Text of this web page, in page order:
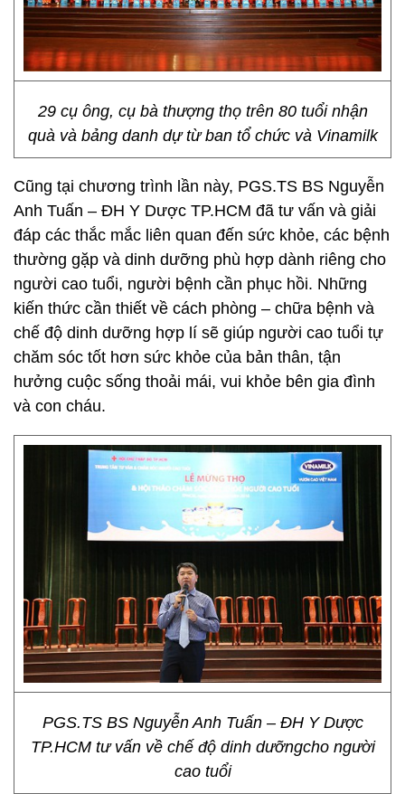
29 cụ ông, cụ bà thượng thọ trên 80 tuổi nhận
quà và bảng danh dự từ ban tổ chức và Vinamilk
Cũng tại chương trình lần này, PGS.TS BS Nguyễn
Anh Tuấn – ĐH Y Dược TP.HCM đã tư vấn và giải
đáp các thắc mắc liên quan đến sức khỏe, các bệnh
thường gặp và dinh dưỡng phù hợp dành riêng cho
người cao tuổi, người bệnh cần phục hồi. Những
kiến thức cần thiết về cách phòng – chữa bệnh và
chế độ dinh dưỡng hợp lí sẽ giúp người cao tuổi tự
chăm sóc tốt hơn sức khỏe của bản thân, tận
hưởng cuộc sống thoải mái, vui khỏe bên gia đình
và con cháu.
PGS.TS BS Nguyễn Anh Tuấn – ĐH Y Dược
TP.HCM tư vấn về chế độ dinh dưỡngcho người
cao tuổi